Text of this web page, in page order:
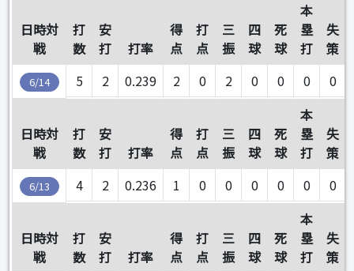
日時対
戦
打
数
安
打
打率
得
点
打
点
三
振
四
球
死
球
本
塁
打
失
策
6/14 5 2 0.239 2 0 2 0 0 0 0
日時対
戦
打
数
安
打
打率
得
点
打
点
三
振
四
球
死
球
本
塁
打
失
策
6/13 4 2 0.236 1 0 0 0 0 0 0
日時対
戦
打
数
安
打
打率
得
点
打
点
三
振
四
球
死
球
本
塁
打
失
策